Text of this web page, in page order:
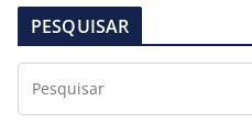
PESQUISAR